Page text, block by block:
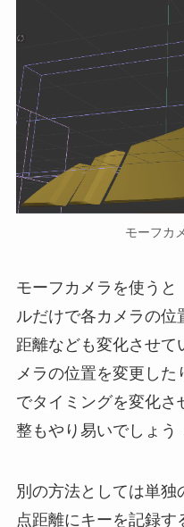
モーフカ
モーフカメラを使うと
ルだけで各カメラの位
距離なども変化させて
メラの位置を変更し
でタイミングを変化さ
整もやり易いでしょう
別の方法としては単
点距離にキーを記録